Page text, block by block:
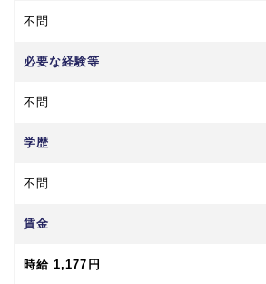
不問
必要な経験等
不問
学歴
不問
賃金
時給 1,177円